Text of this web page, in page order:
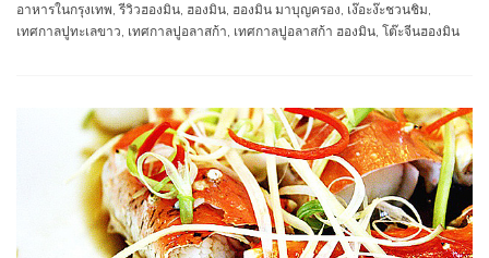
อาหารในกรุงเทพ,รีวิวฮองมิน, ฮองมิน, ฮองมิน มาบุญครอง, เง๊อะง๊ะชวนชิม,
เทศกาลปูทะเลขาว, เทศกาลปูอลาสก้า, เทศกาลปูอลาสก้า ฮองมิน, โต๊ะจีนฮองมิน